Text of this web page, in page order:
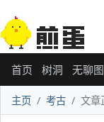
首页 树洞 无聊图
主页 考古 文章